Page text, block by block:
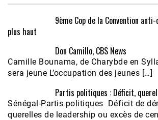
9ème Cop de la Convention
plus haut
Don Camillo, CBS News
Camille Bounama, de Charybde en
sera jeune L’occupation des jeunes […]
Partis politiques : Déficit,
Sénégal-Partis politiques Déficit de
querelles de leadership ou excès de